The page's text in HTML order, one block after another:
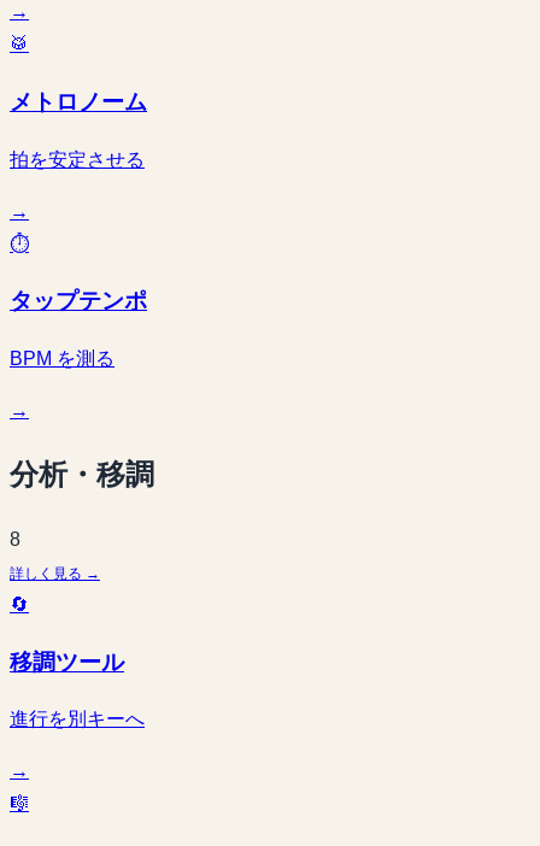
→
🥁
メトロノーム
拍を安定させる
→
⏱
タップテンポ
BPM を測る
→
分析・移調
8
詳しく見る →
🔄
移調ツール
進行を別キーへ
→
🎼